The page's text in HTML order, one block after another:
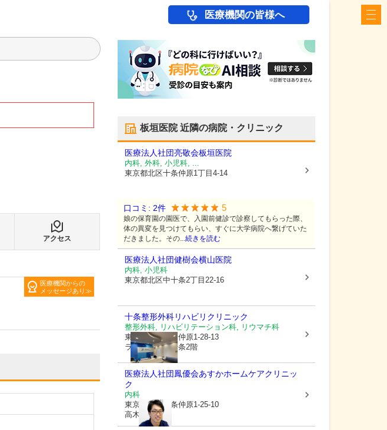
医療機関の皆様へ
アクセス
医療機関からの
メッセージあり
板垣医院近隣の病院・クリニック
医療法人社団亮敬会板垣医院
内科, 外科, 小児科, ...
東京都北区十条仲原1丁目4-14
口コミ: 2件 5
娘の保育園の園医で、入園前健診で診察してもらった際、
体の異変を見つけてもらい、すぐに大学病院へ繋げていた
だきました。その...続きを読む
医療法人社団健樹会横山医院
内科, 小児科
東京都北区中十条2丁目22-16
十条整形外科リハビリクリニック
整形外科, リハビリテーション科, リウマチ科
東京都北区 十条仲原1-28-13
ラファエーラ十条2階
医療法人社団鳳優会あすかホームケアクリニッ
ク
内科
東京都北区十条仲原1-25-10
高木ビル2F